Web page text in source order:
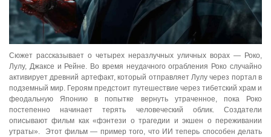
Сюжет рассказывает о четырех неразлучных уличных ворах — Роко,
Лулу, Джаксе и Рейне. Во время неудачного ограбления Роко случайно
активирует древний артефакт, который отправляет Лулу через портал в
подземный мир. Героям предстоит путешествие через тибетский храм и
феодальную Японию в попытке вернуть утраченное, пока Роко
постепенно начинает терять человеческий облик. Создатели
описывают фильм как «фэнтези о трагедии и экшен о переживании
утраты». Этот фильм — пример того, что ИИ теперь способен делать